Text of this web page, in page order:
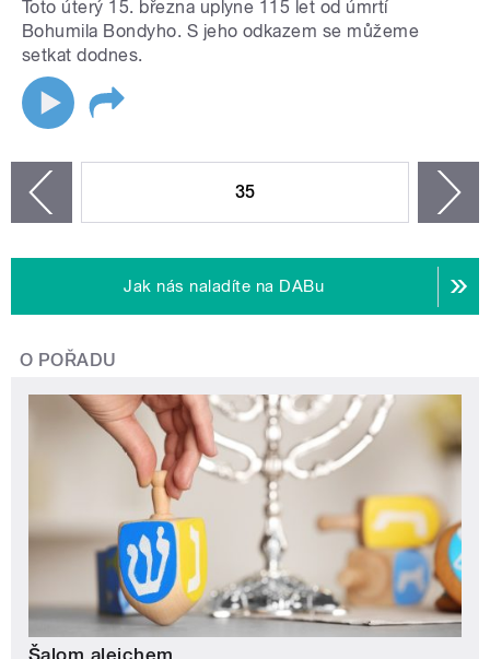
Toto úterý 15. března uplyne 115 let od úmrtí
Bohumila Bondyho. S jeho odkazem se můžeme
setkat dodnes.
35
Jak nás naladíte na DABu
O POŘADU
Šalom alejchem